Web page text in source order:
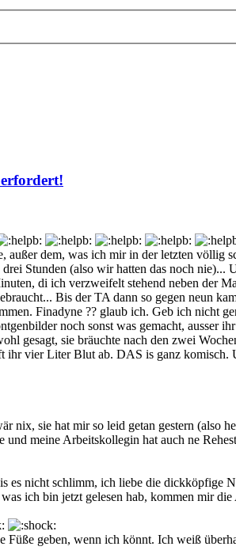
dem, was ich mir in der letzten völlig
Stunden (also wir hatten das noch
di ich verzweifelt stehend neben der
Bis der TA dann so gegen neun
Finadyne ?? glaub ich. Geb ich nicht
noch sonst was gemacht,
gesagt, sie bräuchte nach den zwei
ihr vier Liter Blut ab. DAS is ganz
nix, sie hat mir so leid getan gestern (also
meine Arbeitskollegin hat auch ne
nicht schlimm, ich liebe die dickköpfige
ich bin jetzt gelesen hab, kommen mir
geben, wenn ich könnt. Ich weiß